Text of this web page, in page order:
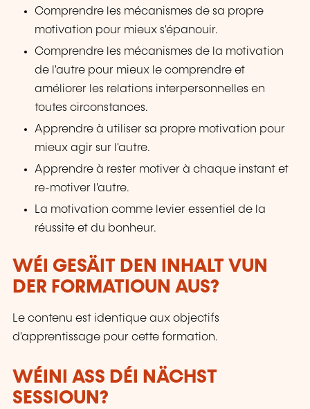
Comprendre les mécanismes de sa propre
motivation pour mieux s'épanouir.
Comprendre les mécanismes de la motivation
de l'autre pour mieux le comprendre et
améliorer les relations interpersonnelles en
toutes circonstances.
Apprendre à utiliser sa propre motivation pour
mieux agir sur l'autre.
Apprendre à rester motiver à chaque instant et
re-motiver l'autre.
La motivation comme levier essentiel de la
réussite et du bonheur.
WÉI GESÄIT DEN INHALT VUN
DER FORMATIOUN AUS?
Le contenu est identique aux objectifs
d'apprentissage pour cette formation.
WÉINI ASS DÉI NÄCHST
SESSIOUN?